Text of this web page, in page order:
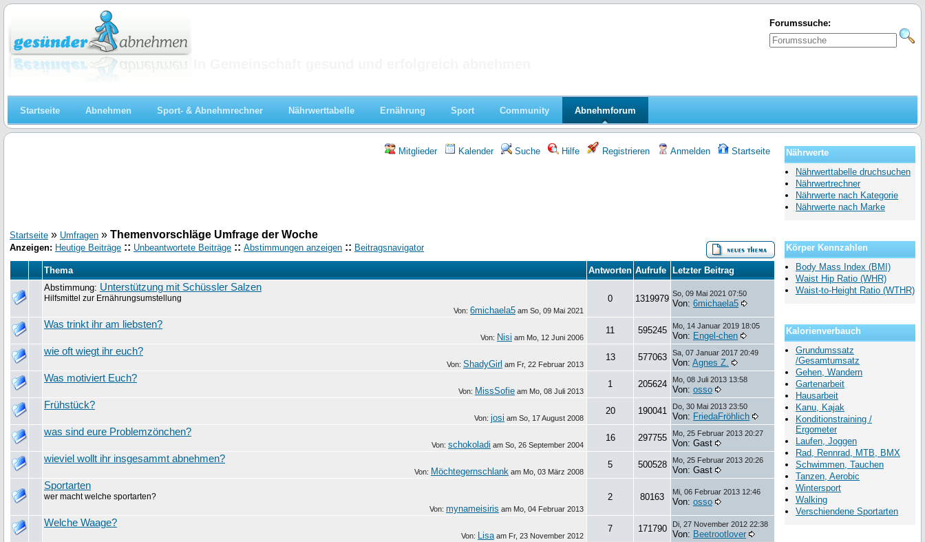
Forumssuche:
Startseite Abnehmen Sport- & Abnehmrechner Nährwerttabelle Ernährung Sport Community Abnehmforum
Mitglieder Kalender Suche Hilfe Registrieren Anmelden Startseite
Startseite » Umfragen » Themenvorschläge Umfrage der Woche
Anzeigen: Heutige Beiträge :: Unbeantwortete Beiträge :: Abstimmungen anzeigen :: Beitragsnavigator
Thema Antworten Aufrufe
Letzter Beitrag
Abstimmung: Unterstützung mit Schüssler Salzen
Hilfsmittel zur Ernährungsumstellung
Von: 6michaela5 am So, 09 Mai 2021
0 1319979 So, 09 Mai 2021 07:50
Von: 6michaela5
Was trinkt ihr am liebsten?
Von: Nisi am Mo, 12 Juni 2006
11 595245 Mo, 14 Januar 2019 18:05
Von: Engel-chen
wie oft wiegt ihr euch?
Von: ShadyGirl am Fr, 22 Februar 2013
13 577063 Sa, 07 Januar 2017 20:49
Von: Agnes Z.
Was motiviert Euch?
Von: MissSofie am Mo, 08 Juli 2013
1 205624 Mo, 08 Juli 2013 13:58
Von: osso
Frühstück?
Von: josi am So, 17 August 2008
20 190041 Do, 30 Mai 2013 23:50
Von: FriedaFröhlich
was sind eure Problemzönchen?
Von: schokoladi am So, 26 September 2004
16 297755 Mo, 25 Februar 2013 20:27
Von: Gast
wieviel wollt ihr insgesammt abnehmen?
Von: Möchtegernschlank am Mo, 03 März 2008
5 500528 Mo, 25 Februar 2013 20:26
Von: Gast
Sportarten
wer macht welche sportarten?
Von: mynameisiris am Mo, 04 Februar 2013
2 80163 Mi, 06 Februar 2013 12:46
Von: osso
Welche Waage?
Von: Lisa am Fr, 23 November 2012
7 171790 Di, 27 November 2012 22:38
Von: Beetrootlover
Nährwerte
Nährwerttabelle druchsuchen
Nährwertrechner
Nährwerte nach Kategorie
Nährwerte nach Marke
Körper Kennzahlen
Body Mass Index (BMI)
Waist Hip Ratio (WHR)
Waist-to-Height Ratio (WTHR)
Kalorienverbauch
Grundumssatz
/Gesamtumsatz
Gehen, Wandern
Gartenarbeit
Hausarbeit
Kanu, Kajak
Konditionstraining /
Ergometer
Laufen, Joggen
Rad, Rennrad, MTB, BMX
Schwimmen, Tauchen
Tanzen, Aerobic
Wintersport
Walking
Verschiendene Sportarten